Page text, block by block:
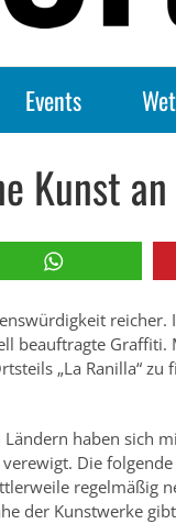
Events
Kunst
beauftragte
„La Ranilla“
haben sich
Die
regelmäßig
der Kunstwerke